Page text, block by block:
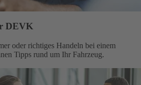
DEVK
oder richtiges Handeln bei einem
Tipps rund um Ihr Fahrzeug.